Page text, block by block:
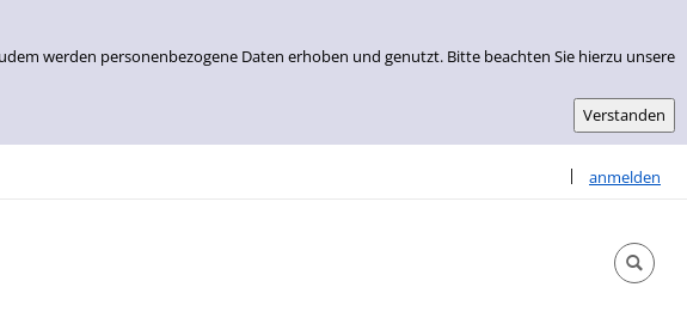
werden personenbezogene Daten erhoben und genutzt. Bitte beachten Sie hierzu unsere
| anmelden
Sprache